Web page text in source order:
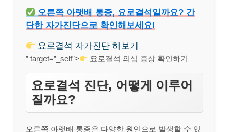
오른쪽 아랫배 통증, 요로결석일까요? 간
단한 자가진단으로 확인해보세요!
요로결석 자가진단 해보기
” target=”_self”> 요로결석 의심 증상 확인하기
요로결석 진단, 어떻게 이루어
질까요?
오른쪽 아랫배 통증은 다양한 원인으로 발생할 수 있